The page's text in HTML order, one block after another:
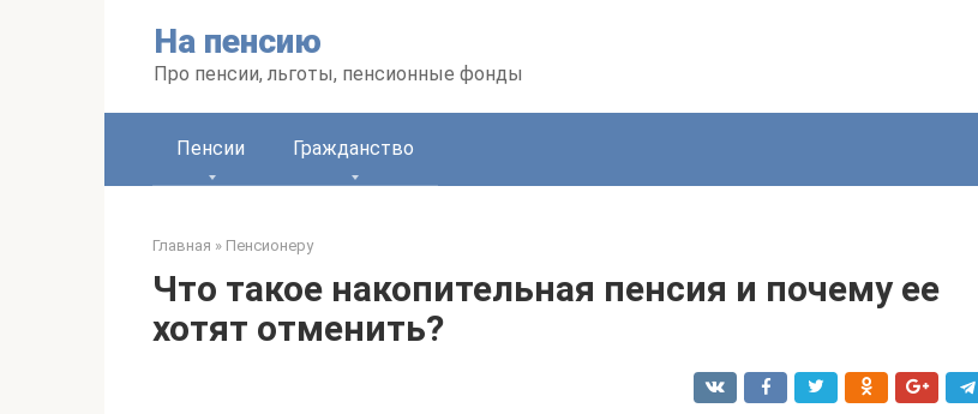
На пенсию
Про пенсии, льготы, пенсионные фонды
Пенсии Гражданство
Главная » Пенсионеру
Что такое накопительная пенсия и почему ее
хотят отменить?